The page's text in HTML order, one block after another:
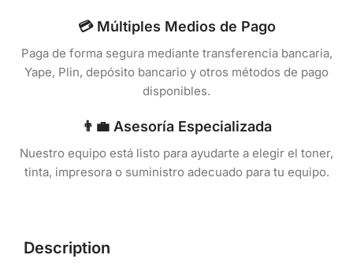
💳 Múltiples Medios de Pago
Paga de forma segura mediante transferencia bancaria,
Yape, Plin, depósito bancario y otros métodos de pago
disponibles.
👨‍💼 Asesoría Especializada
Nuestro equipo está listo para ayudarte a elegir el toner,
tinta, impresora o suministro adecuado para tu equipo.
Description